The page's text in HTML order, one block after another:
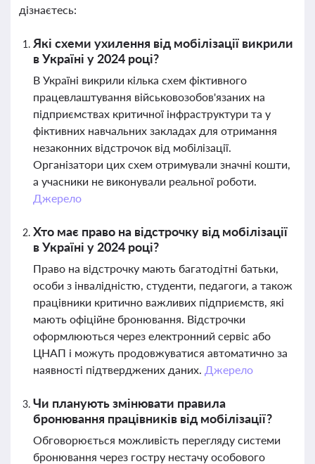
дізнаєтесь:
Які схеми ухилення від мобілізації викрили
в Україні у 2024 році?
В Україні викрили кілька схем фіктивного
працевлаштування військовозобов'язаних на
підприємствах критичної інфраструктури та у
фіктивних навчальних закладах для отримання
незаконних відстрочок від мобілізації.
Організатори цих схем отримували значні кошти,
а учасники не виконували реальної роботи.
Джерело
Хто має право на відстрочку від мобілізації
в Україні у 2024 році?
Право на відстрочку мають багатодітні батьки,
особи з інвалідністю, студенти, педагоги, а також
працівники критично важливих підприємств, які
мають офіційне бронювання. Відстрочки
оформлюються через електронний сервіс або
ЦНАП і можуть продовжуватися автоматично за
наявності підтверджених даних. Джерело
Чи планують змінювати правила
бронювання працівників від мобілізації?
Обговорюється можливість перегляду системи
бронювання через гостру нестачу особового